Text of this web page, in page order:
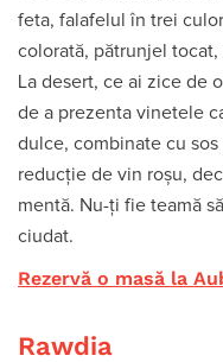
feta, falafelul în trei
colorată, pătrunjel tocat,
La desert, ce ai zice de
de a prezenta vinetele
dulce, combinate cu
reducție de vin roșu,
mentă. Nu-ți fie teamă
ciudat.
Rezervă o masă la
Rawdia